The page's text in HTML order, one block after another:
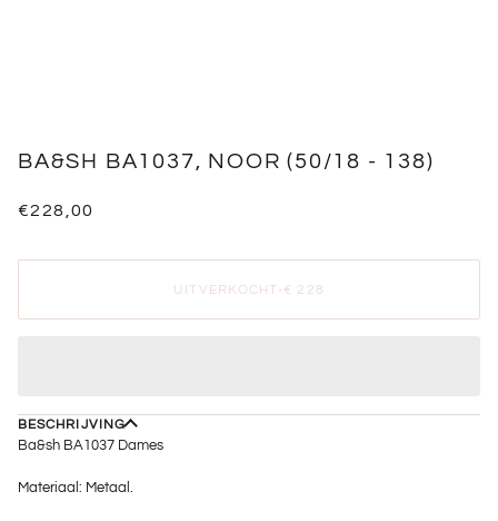
BA&SH BA1037, NOOR (50/18 - 138)
€228,00
UITVERKOCHT € 228
BESCHRIJVING
Ba&sh BA1037 Dames
Materiaal: Metaal.